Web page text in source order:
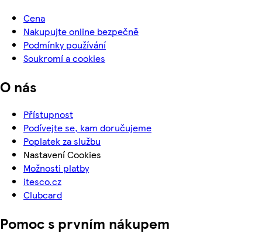
Cena
Nakupujte online bezpečně
Podmínky používání
Soukromí a cookies
O nás
Přístupnost
Podívejte se, kam doručujeme
Poplatek za službu
Nastavení Cookies
Možnosti platby
itesco.cz
Clubcard
Pomoc s prvním nákupem